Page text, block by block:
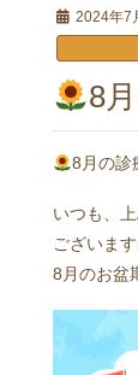
2024年7
8
8月の診
いつも、
ございま
8月のお盆